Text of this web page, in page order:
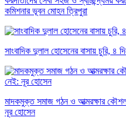
কমিশনার ভূবন মোহন ত্রিপুরা
সাংবাদিক দুলাল হোসেনের বাসায় চুরি, ৪
মাদকমুক্ত সমাজ গঠন ও আত্মরক্ষার
নূর হোসেন